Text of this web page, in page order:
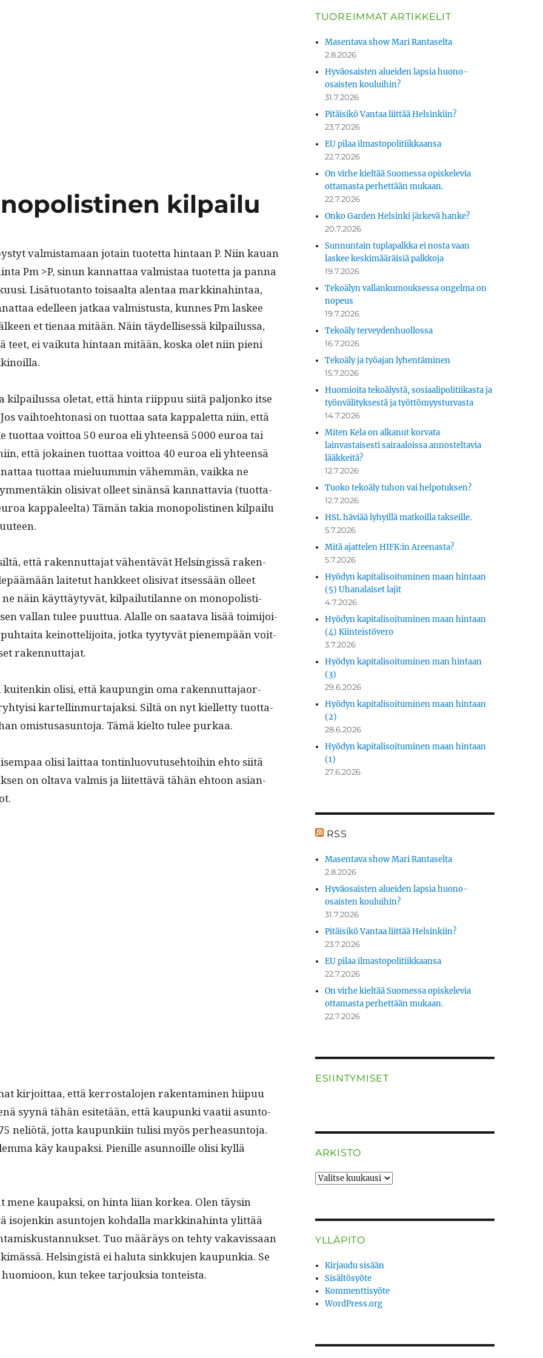
kilpailu
valmis­ta­maan jotain tuotet­ta hin­taan P. Niin kauan
Pm >P, sin­un kan­nat­taa valmis­taa tuotet­ta ja pan­na
Lisä­tuotan­to toisaal­ta alen­taa markki­nahin­taa,
edelleen jatkaa valmis­tus­ta, kunnes Pm las­kee
et tien­aa mitään. Näin täy­del­lisessä kil­pailus­sa,
teet, ei vaiku­ta hin­taan mitään, kos­ka olet niin pieni
kil­pailus­sa ole­tat, että hin­ta riip­puu siitä paljonko itse
vai­h­toe­htonasi on tuot­taa sata kap­palet­ta niin, että
tuot­taa voit­toa 50 euroa eli yhteen­sä 5000 euroa tai
että jokainen tuot­taa voit­toa 40 euroa eli yhteen­sä
tuot­taa mielu­um­min vähem­män, vaik­ka ne
oli­si­vat olleet sinän­sä kan­nat­tavia (tuot­ta­
kap­paleelta) Tämän takia monop­o­listi­nen kil­pailu
että raken­nut­ta­jat vähen­tävät Helsingis­sä rak­en­
laite­tut han­kkeet oli­si­vat itsessään olleet
ne näin käyt­täy­tyvät, kil­pailu­ti­lanne on monop­o­listi­
val­lan tulee puut­tua. Alalle on saata­va lisää toim­i­joi­
keinot­telijoi­ta, jot­ka tyy­tyvät pienem­pään voit­
rakennuttajat.
kuitenkin olisi, että kaupun­gin oma raken­nut­ta­jaor­
kartellin­mur­ta­jak­si. Siltä on nyt kiel­let­ty tuot­ta­
omis­tusasun­to­ja. Tämä kiel­to tulee purkaa.
olisi lait­taa ton­tin­lu­ovu­tuse­htoi­hin ehto siitä
on olta­va valmis ja liitet­tävä tähän ehtoon asian­
kir­joit­taa, että ker­rostalo­jen rak­en­t­a­mi­nen hiipuu
syynä tähän esitetään, että kaupun­ki vaatii asun­to­
neliötä, jot­ta kaupunki­in tulisi myös per­hea­sun­to­ja.
käy kau­pak­si. Pie­nille asun­noille olisi kyl­lä
mene kau­pak­si, on hin­ta liian korkea. Olen täysin
iso­jenkin asun­to­jen kohdal­la markki­nahin­ta ylit­tää
Tuo määräys on tehty vakavis­saan
Helsingistä ei halu­ta sinkku­jen kaupunkia. Se
kun tekee tar­jouk­sia ton­teista.
TUOREIMMAT ARTIKKELIT
Masentava show Mari Rantaselta
2.8.2026
Hyväosaisten alueiden lapsia huono-
osaisten kouluihin?
31.7.2026
Pitäisikö Vantaa liittää Helsinkiin?
23.7.2026
EU pilaa ilmastopolitiikkaansa
22.7.2026
On virhe kieltää Suomessa opiskelevia
ottamasta perhettään mukaan.
22.7.2026
Onko Garden Helsinki järkevä hanke?
20.7.2026
Sunnuntain tuplapalkka ei nosta vaan
laskee keskimääräisiä palkkoja
19.7.2026
Tekoälyn vallankumouksessa ongelma on
nopeus
19.7.2026
Tekoäly terveydenhuollossa
16.7.2026
Tekoäly ja työajan lyhentäminen
15.7.2026
Huomioita tekoälystä, sosiaalipolitiikasta ja
työnvälityksestä ja työttömyysturvasta
14.7.2026
Miten Kela on alkanut korvata
lainvastaisesti sairaaloissa annosteltavia
lääkkeitä?
12.7.2026
Tuoko tekoäly tuhon vai helpotuksen?
12.7.2026
HSL häviää lyhyillä matkoilla takseille.
5.7.2026
Mitä ajattelen HIFK:in Areenasta?
5.7.2026
Hyödyn kapitalisoituminen maan hintaan
(5) Uhanalaiset lajit
4.7.2026
Hyödyn kapitalisoituminen maan hintaan
(4) Kiinteistövero
3.7.2026
Hyödyn kapitalisoituminen man hintaan
(3)
29.6.2026
Hyödyn kapitalisoituminen maan hintaan
(2)
28.6.2026
Hyödyn kapitalisoituminen maan hintaan
(1)
27.6.2026
RSS
Masentava show Mari Rantaselta
2.8.2026
Hyväosaisten alueiden lapsia huono-
osaisten kouluihin?
31.7.2026
Pitäisikö Vantaa liittää Helsinkiin?
23.7.2026
EU pilaa ilmastopolitiikkaansa
22.7.2026
On virhe kieltää Suomessa opiskelevia
ottamasta perhettään mukaan.
22.7.2026
ESIINTYMISET
ARKISTO
ARKISTO
YLLÄPITO
Kirjaudu sisään
Sisältösyöte
Kommenttisyöte
WordPress.org